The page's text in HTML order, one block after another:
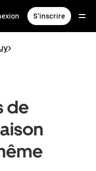
S'inscrire
>
de